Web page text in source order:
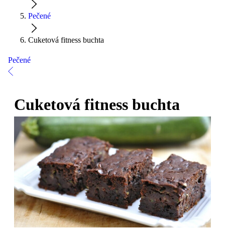
Pečené
Cuketová fitness buchta
Pečené
Cuketová fitness buchta